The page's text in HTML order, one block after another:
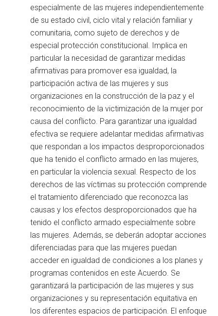
especialmente de las mujeres independientemente
de su estado civil, ciclo vital y relación familiar y
comunitaria, como sujeto de derechos y de
especial protección constitucional. Implica en
particular la necesidad de garantizar medidas
afirmativas para promover esa igualdad, la
participación activa de las mujeres y sus
organizaciones en la construcción de la paz y el
reconocimiento de la victimización de la mujer por
causa del conflicto. Para garantizar una igualdad
efectiva se requiere adelantar medidas afirmativas
que respondan a los impactos desproporcionados
que ha tenido el conflicto armado en las mujeres,
en particular la violencia sexual. Respecto de los
derechos de las víctimas su protección comprende
el tratamiento diferenciado que reconozca las
causas y los efectos desproporcionados que ha
tenido el conflicto armado especialmente sobre
las mujeres. Además, se deberán adoptar acciones
diferenciadas para que las mujeres puedan
acceder en igualdad de condiciones a los planes y
programas contenidos en este Acuerdo. Se
garantizará la participación de las mujeres y sus
organizaciones y su representación equitativa en
los diferentes espacios de participación. El enfoque